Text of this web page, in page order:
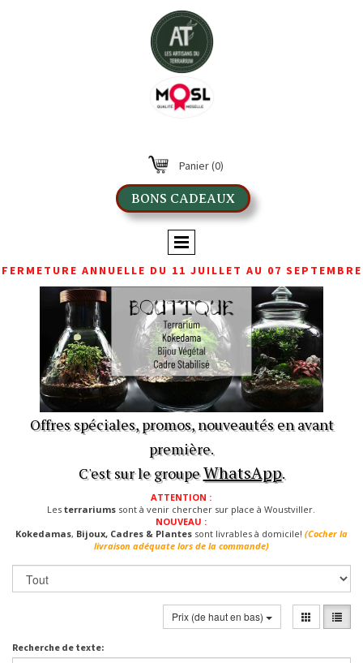
Panier(0)
BONS CADEAUX
FERMETURE ANNUELLE DU 11 JUILLET AU 07 SEPTEMBRE
Offres spéciales, promos, nouveautés en avant
première.
C'est sur le groupeWhatsApp.
ATTENTION :
Lesterrariums sont à venir chercher sur place à Woustviller.
NOUVEAU :
Kokedamas, Bijoux, Cadres & Plantessont livrables à domicile! (Cocher la
livraison adéquate lors de la commande)
Prix (de haut en bas)
Recherche de texte: